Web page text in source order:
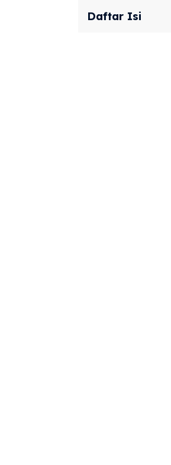
Daftar Isi